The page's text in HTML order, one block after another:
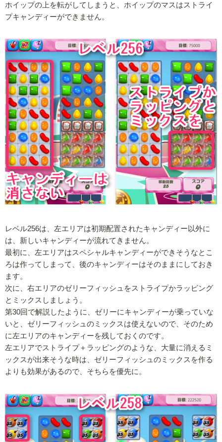
ホイップの上を転がしてしまうと、ホイップのマスはストライ
プキャンディーができません。
レベル256は、左エリアは初期配置されたキャンディー以外に
は、新しいキャンディーが流れてきません。
最初に、左エリアはスペシャルキャンディーができそうなとこ
ろは作ってしまって、後のキャンディーはそのままにしておき
ます。
次に、右エリアのゼリーフィッシュをストライプかラッピング
とミックスしましょう。
第30回で解説したように、ゼリーにキャンディーが乗っていな
いと、ゼリーフィッシュのミックスは使えないので、そのため
に左エリアのキャンディーを残しておくのです。
左エリアでストライプ＋ラッピングのような、大量に消えるミ
ックスが出来そうな時は、ゼリーフィッシュのミックスを作る
よりも効果があるので、そちらを優先に。